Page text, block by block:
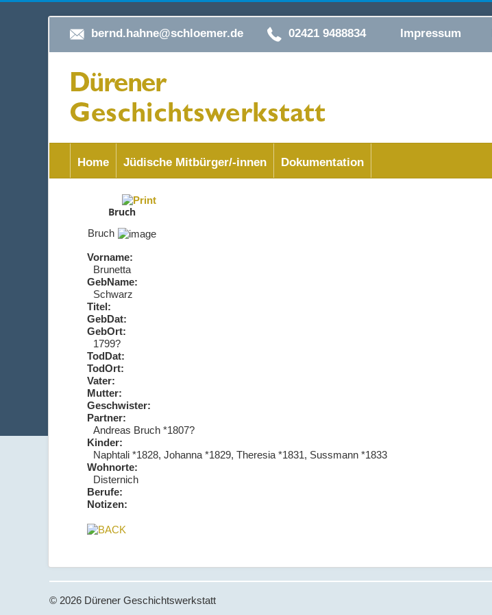
bernd.hahne@schloemer.de 02421 9488834 Impressum
Home Jüdische Mitbürger/-innen Dokumentation
Bruch
Bruch
Vorname:
Brunetta
GebName:
Schwarz
Titel:
GebDat:
GebOrt:
1799?
TodDat:
TodOrt:
Vater:
Mutter:
Geschwister:
Partner:
Andreas Bruch *1807?
Kinder:
Naphtali *1828, Johanna *1829, Theresia *1831, Sussmann *1833
Wohnorte:
Disternich
Berufe:
Notizen:
© 2026 Dürener Geschichtswerkstatt